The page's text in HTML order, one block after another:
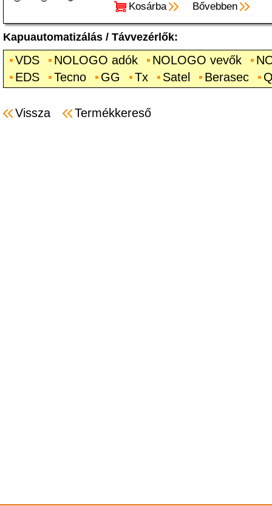
Kosárba
Bővebben
Kapuautomatizálás / Távvezérlők:
VDS NOLOGO adók NOLOGO vevők
EDS
Tecno GG Tx Satel Berasec
Vissza Termékkereső